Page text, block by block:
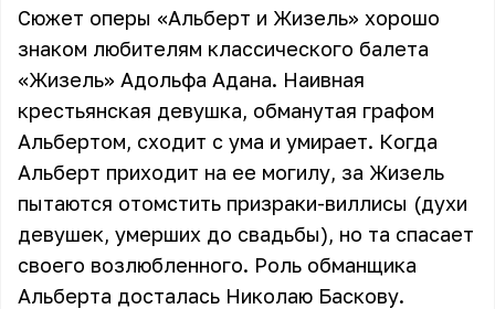
Сюжет оперы «Альберт и Жизель» хорошо
знаком любителям классического балета
«Жизель» Адольфа Адана. Наивная
крестьянская девушка, обманутая графом
Альбертом, сходит с ума и умирает. Когда
Альберт приходит на ее могилу, за Жизель
пытаются отомстить призраки-виллисы (духи
девушек, умерших до свадьбы), но та спасает
своего возлюбленного. Роль обманщика
Альберта досталась Николаю Баскову.